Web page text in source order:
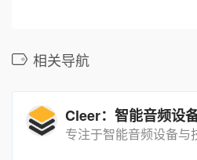
相关导航
Cleer：智能音频设